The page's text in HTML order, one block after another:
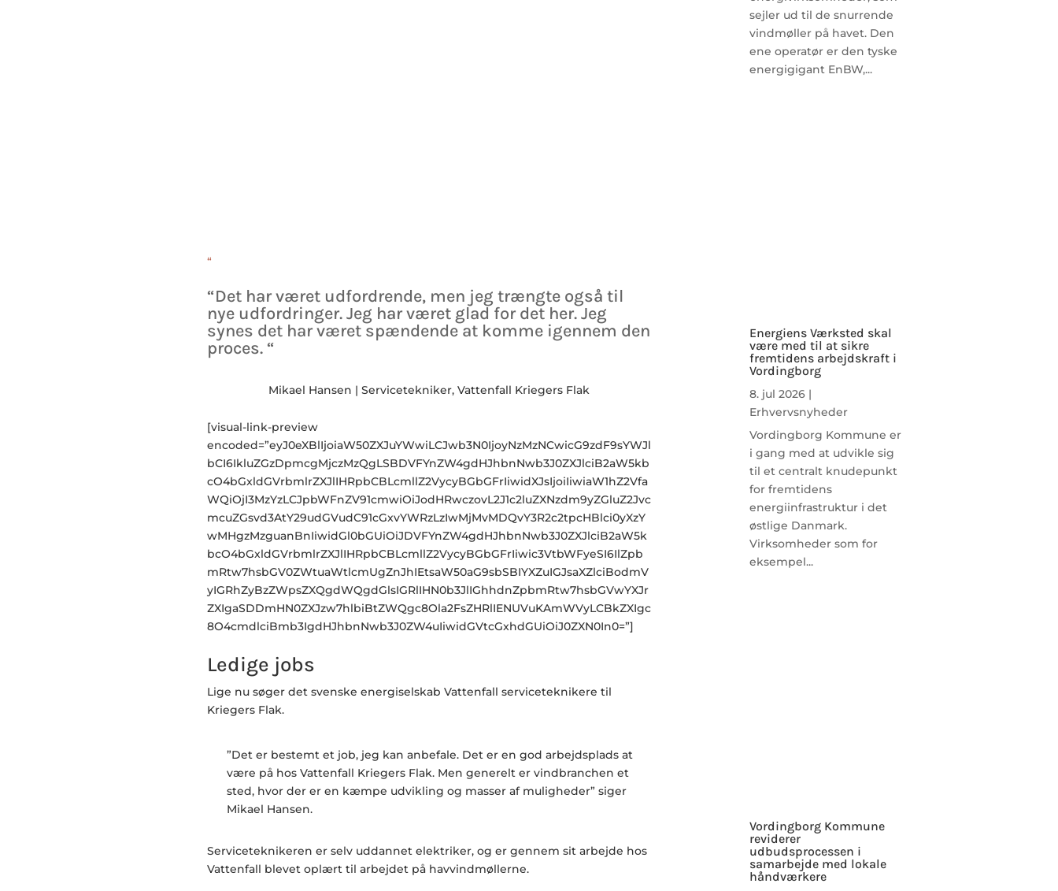
“
“Det har været udfordrende, men jeg trængte også til
nye udfordringer. Jeg har været glad for det her. Jeg
synes det har været spændende at komme igennem den
proces. “
Mikael Hansen | Servicetekniker, Vattenfall Kriegers Flak
[visual-link-preview
encoded=”eyJ0eXBlIjoiaW50ZXJuYWwiLCJwb3N0IjoyNzMzNCwicG9zdF9sYWJl
bCI6IkluZGzDpmcgMjczMzQgLSBDVFYnZW4gdHJhbnNwb3J0ZXJlciB2aW5kb
cO4bGxldGVrbmlrZXJlIHRpbCBLcmllZ2VycyBGbGFrIiwidXJsIjoiIiwiaW1hZ2Vfa
WQiOjI3MzYzLCJpbWFnZV91cmwiOiJodHRwczovL2J1c2luZXNzdm9yZGluZ2Jvc
mcuZGsvd3AtY29udGVudC91cGxvYWRzLzIwMjMvMDQvY3R2c2tpcHBlci0yXzY
wMHgzMzguanBnIiwidGl0bGUiOiJDVFYnZW4gdHJhbnNwb3J0ZXJlciB2aW5k
bcO4bGxldGVrbmlrZXJlIHRpbCBLcmllZ2VycyBGbGFrIiwic3VtbWFyeSI6IlZpb
mRtw7hsbGV0ZWtuaWtlcmUgZnJhIEtsaW50aG9sbSBIYXZuIGJsaXZlciBodmV
yIGRhZyBzZWpsZXQgdWQgdGlsIGRlIHN0b3JlIGhhdnZpbmRtw7hsbGVwYXJr
ZXIgaSDDmHN0ZXJzw7hlbiBtZWQgc8Ola2FsZHRlIENUVuKAmWVyLCBkZXIgc
8O4cmdlciBmb3IgdHJhbnNwb3J0ZW4uIiwidGVtcGxhdGUiOiJ0ZXN0In0=”]
Ledige jobs
Lige nu søger det svenske energiselskab Vattenfall serviceteknikere til
Kriegers Flak.
”Det er bestemt et job, jeg kan anbefale. Det er en god arbejdsplads at
være på hos Vattenfall Kriegers Flak. Men generelt er vindbranchen et
sted, hvor der er en kæmpe udvikling og masser af muligheder” siger
Mikael Hansen.
Serviceteknikeren er selv uddannet elektriker, og er gennem sit arbejde hos
Vattenfall blevet oplært til arbejdet på havvindmøllerne.
sejler ud til de snurrende
vindmøller på havet. Den
ene operatør er den tyske
energigigant EnBW,...
Energiens Værksted skal
være med til at sikre
fremtidens arbejdskraft i
Vordingborg
8. jul 2026|
Erhvervsnyheder
Vordingborg Kommune er
i gang med at udvikle sig
til et centralt knudepunkt
for fremtidens
energiinfrastruktur i det
østlige Danmark.
Virksomheder som for
eksempel...
Vordingborg Kommune
reviderer
udbudsprocessen i
samarbejde med lokale
håndværkere